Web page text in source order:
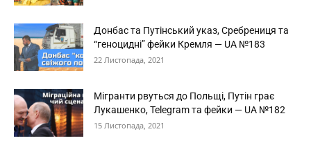
Донбас та Путінський указ, Сребрениця та
“геноцидні” фейки Кремля — UA №183
22 Листопада, 2021
Мігранти рвуться до Польщі, Путін грає
Лукашенко, Telegram та фейки — UA №182
15 Листопада, 2021